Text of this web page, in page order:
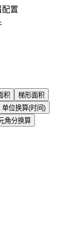
配置
积
梯形面积
单位换算(时间)
角分换算